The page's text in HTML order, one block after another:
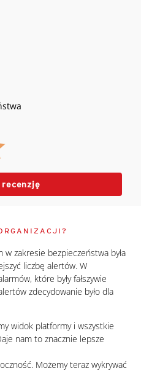
recenzję
w zakresie bezpieczeństwa była
liczbę alertów. W
które były fałszywie
zdecydowanie było dla
widok platformy i wszystkie
nam to znacznie lepsze
Możemy teraz wykrywać